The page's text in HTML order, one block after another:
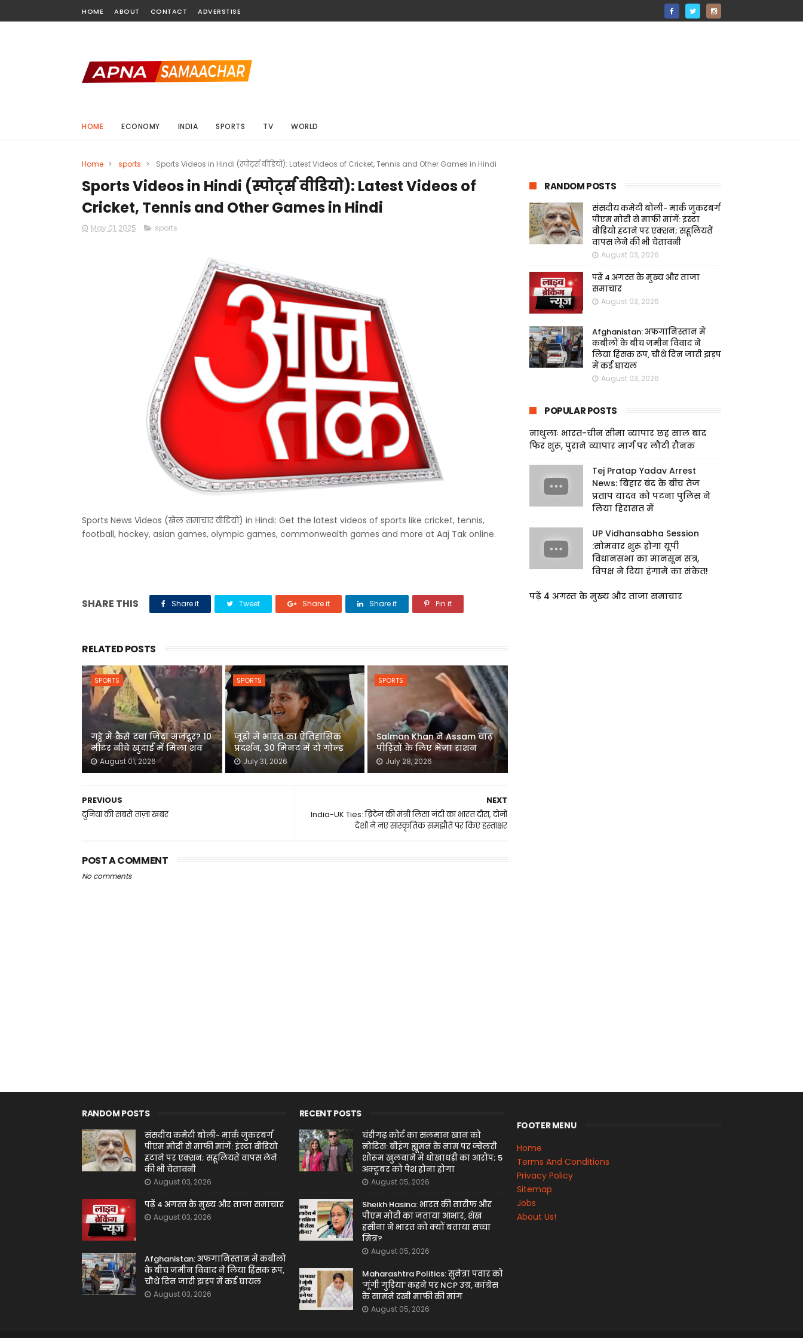
HOME ABOUT CONTACT ADVERSTISE
HOME ECONOMY INDIA SPORTS TV WORLD
Home > sports > Sports Videos in Hindi (स्पोर्ट्स वीडियो): Latest Videos of Cricket, Tennis and Other Games in Hindi
Sports Videos in Hindi (स्पोर्ट्स वीडियो): Latest Videos of
Cricket, Tennis and Other Games in Hindi
May 01, 2025 sports
Sports News Videos (खेल समाचार वीडियो) in Hindi: Get the latest videos of sports like cricket, tennis,
football, hockey, asian games, olympic games, commonwealth games and more at Aaj Tak online.
SHARE THIS Share it Tweet Share it Share it Pin it
RELATED POSTS
SPORTS
गड्ढे में कैसे दबा ज़िंदा मजदूर? 10
मीटर नीचे खुदाई में मिला शव
August 01, 2026
SPORTS
जूडो में भारत का ऐतिहासिक
प्रदर्शन, 30 मिनट में दो गोल्ड
July 31, 2026
SPORTS
Salman Khan ने Assam बाढ़
पीड़ितों के लिए भेजा राशन
July 28, 2026
NEXT
India-UK Ties: ब्रिटेन की मंत्री लिसा नंदी का भारत दौरा, दोनों
देशों ने नए सांस्कृतिक समझौते पर किए हस्ताक्षर
PREVIOUS
दुनिया की सबसे ताज़ा खबर
POST A COMMENT
No comments
RANDOM POSTS
संसदीय कमेटी बोली- मार्क जुकरबर्ग
पीएम मोदी से माफी मांगें: इंस्टा
वीडियो हटाने पर एक्शन; सहूलियतें
वापस लेने की भी चेतावनी
August 03, 2026
पढ़ें 4 अगस्त के मुख्य और ताजा
समाचार
August 03, 2026
Afghanistan: अफगानिस्तान में
कबीलों के बीच जमीन विवाद ने
लिया हिंसक रूप, चौथे दिन जारी झड़प
में कई घायल
August 03, 2026
POPULAR POSTS
नाथुलाः भारत-चीन सीमा व्यापार छह साल बाद
फिर शुरू, पुराने व्यापार मार्ग पर लौटी रौनक
Tej Pratap Yadav Arrest
News: बिहार बंद के बीच तेज
प्रताप यादव को पटना पुलिस ने
लिया हिरासत में
UP Vidhansabha Session
:सोमवार शुरू होगा यूपी
विधानसभा का मानसून सत्र,
विपक्ष ने दिया हंगामे का संकेत!
पढ़ें 4 अगस्त के मुख्य और ताजा समाचार
RANDOM POSTS
संसदीय कमेटी बोली- मार्क जुकरबर्ग
पीएम मोदी से माफी मांगें: इंस्टा वीडियो
हटाने पर एक्शन; सहूलियतें वापस लेने
की भी चेतावनी
August 03, 2026
पढ़ें 4 अगस्त के मुख्य और ताजा समाचार
August 03, 2026
Afghanistan: अफगानिस्तान में कबीलों
के बीच जमीन विवाद ने लिया हिंसक रूप,
चौथे दिन जारी झड़प में कई घायल
August 03, 2026
RECENT POSTS
चंडीगढ़ कोर्ट का सलमान खान को
नोटिस: बीइंग ह्यूमन के नाम पर ज्वेलरी
शोरूम खुलवाने में धोखाधड़ी का आरोप; 5
अक्टूबर को पेश होना होगा
August 05, 2026
Sheikh Hasina: भारत की तारीफ और
पीएम मोदी का जताया आभार, शेख
हसीना ने भारत को क्यों बताया सच्चा
मित्र?
August 05, 2026
Maharashtra Politics: सुनेत्रा पवार को
'गूंगी गुड़िया' कहने पर NCP उग्र, कांग्रेस
के सामने रखी माफी की मांग
August 05, 2026
FOOTER MENU
Home
Terms And Conditions
Privacy Policy
Sitemap
Jobs
About Us!